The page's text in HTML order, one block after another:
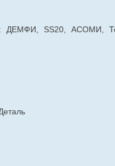
ДЕМФИ, SS20, АСОМИ,